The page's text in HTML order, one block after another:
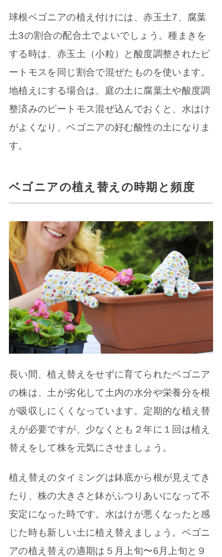
球根ベゴニアの植え付けには、赤玉土7、腐葉
土3の割合の配合土でよいでしょう。種まきを
する時は、赤玉土（小粒）と酸度調整されたピ
ートモスを同じ割合で混ぜたものを使います。
地植えにする場合は、庭の土に腐葉土や酸度調
整済みのピートモス混ぜ込んでおくと、水はけ
がよくなり、ベゴニアの好む酸性の土になりま
す。
ベゴニアの植え替えの時期と頻度
長い間、植え替えをせずに育てられたベゴニア
の株は、土が劣化して土内の水分や栄養分を根
が吸収しにくくなっています。定期的な植え替
えが必要ですが、少なくとも２年に１回は植え
替えをして株を元気にさせましょう。
植え替えのタイミングは鉢底から根が見えてき
たり、株の大きさと鉢がふつりあいになって不
安定になった時です。水はけが悪くなったと感
じた時も新しい土に植え替えましょう。ベゴニ
アの植え替えの適期は５月上旬〜6月上旬と９